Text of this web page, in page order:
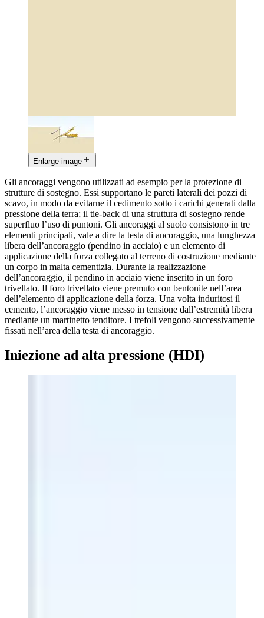
Enlarge image
Gli ancoraggi vengono utilizzati ad esempio per la protezione di
strutture di sostegno. Essi supportano le pareti laterali dei pozzi di
scavo, in modo da evitarne il cedimento sotto i carichi generati dalla
pressione della terra; il tie-back di una struttura di sostegno rende
superfluo l’uso di puntoni. Gli ancoraggi al suolo consistono in tre
elementi principali, vale a dire la testa di ancoraggio, una lunghezza
libera dell’ancoraggio (pendino in acciaio) e un elemento di
applicazione della forza collegato al terreno di costruzione mediante
un corpo in malta cementizia. Durante la realizzazione
dell’ancoraggio, il pendino in acciaio viene inserito in un foro
trivellato. Il foro trivellato viene premuto con bentonite nell’area
dell’elemento di applicazione della forza. Una volta induritosi il
cemento, l’ancoraggio viene messo in tensione dall’estremità libera
mediante un martinetto tenditore. I trefoli vengono successivamente
fissati nell’area della testa di ancoraggio.
Iniezione ad alta pressione (HDI)